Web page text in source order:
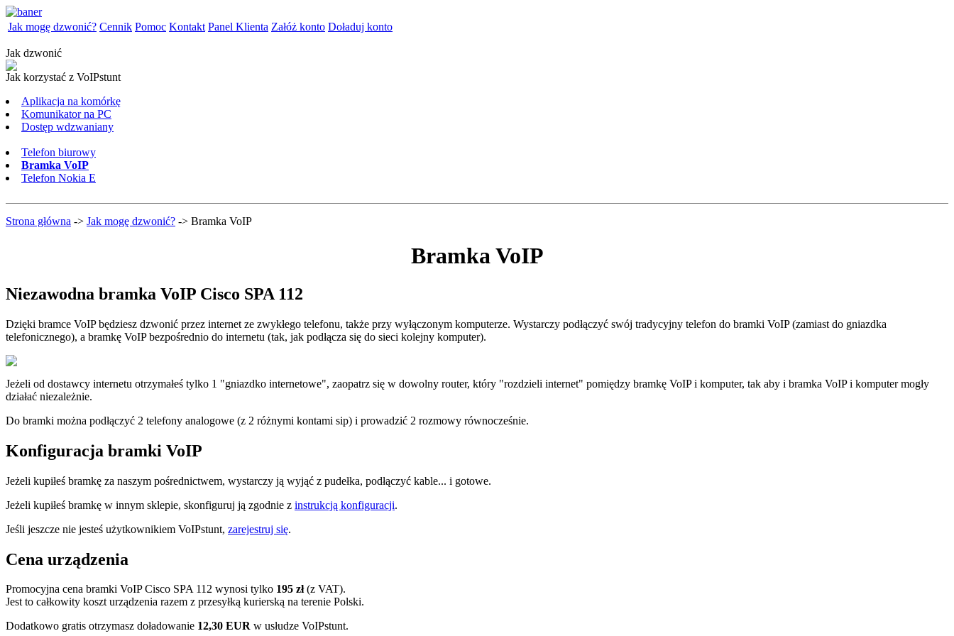
Jak mogę dzwonić? Cennik Pomoc Kontakt Panel Klienta Załóż konto Doładuj konto
Jak dzwonić
Jak korzystać z VoIPstunt
Aplikacja na komórkę
Komunikator na PC
Dostęp wdzwaniany
Telefon biurowy
Bramka VoIP
Telefon Nokia E
Strona główna -> Jak mogę dzwonić? -> Bramka VoIP
Bramka VoIP
Niezawodna bramka VoIP Cisco SPA 112
Dzięki bramce VoIP będziesz dzwonić przez internet ze zwykłego telefonu, także przy wyłączonym komputerze. Wystarczy podłączyć swój tradycyjny telefon do bramki VoIP (zamiast do gniazdka
telefonicznego), a bramkę VoIP bezpośrednio do internetu (tak, jak podłącza się do sieci kolejny komputer).
Jeżeli od dostawcy internetu otrzymałeś tylko 1 "gniazdko internetowe", zaopatrz się w dowolny router, który "rozdzieli internet" pomiędzy bramkę VoIP i komputer, tak aby i bramka VoIP i komputer mogły
działać niezależnie.
Do bramki można podłączyć 2 telefony analogowe (z 2 różnymi kontami sip) i prowadzić 2 rozmowy równocześnie.
Konfiguracja bramki VoIP
Jeżeli kupiłeś bramkę za naszym pośrednictwem, wystarczy ją wyjąć z pudełka, podłączyć kable... i gotowe.
Jeżeli kupiłeś bramkę w innym sklepie, skonfiguruj ją zgodnie z instrukcją konfiguracji.
Jeśli jeszcze nie jesteś użytkownikiem VoIPstunt, zarejestruj się.
Cena urządzenia
Promocyjna cena bramki VoIP Cisco SPA 112 wynosi tylko 195 zł(z VAT).
Jest to całkowity koszt urządzenia razem z przesyłką kurierską na terenie Polski.
Dodatkowo gratis otrzymasz doładowanie 12,30 EUR w usłudze VoIPstunt.